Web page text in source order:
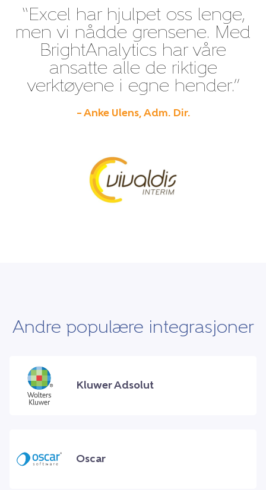
“Excel har hjulpet oss lenge,
men vi nådde grensene. Med
BrightAnalytics har våre
ansatte alle de riktige
verktøyene i egne hender.”
– Anke Ulens, Adm. Dir.
Andre populære integrasjoner
Kluwer Adsolut
Oscar